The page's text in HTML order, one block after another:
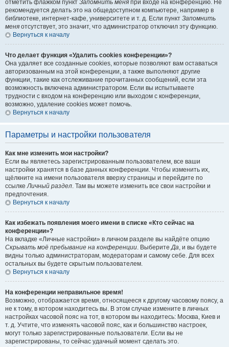
отметить флажком пункт Запомнить меня при входе на конференцию. Не
рекомендуется делать это на общедоступном компьютере, например в
библиотеке, интернет-кафе, университете и т. д. Если пункт Запомнить
меня отсутствует, это значит, что администратор отключил эту функцию.
Вернуться к началу
Что делает функция «Удалить cookies конференции»?
Она удаляет все созданные cookies, которые позволяют вам оставаться
авторизованным на этой конференции, а также выполняют другие
функции, такие как отслеживание прочитанных сообщений, если эта
возможность включена администратором. Если вы испытываете
трудности с входом на конференцию или выходом с конференции,
возможно, удаление cookies может помочь.
Вернуться к началу
Параметры и настройки пользователя
Как мне изменить мои настройки?
Если вы являетесь зарегистрированным пользователем, все ваши
настройки хранятся в базе данных конференции. Чтобы изменить их,
щёлкните на имени пользователя вверху страницы и перейдите по
ссылкеЛичный раздел. Там вы можете изменить все свои настройки и
предпочтения.
Вернуться к началу
Как избежать появления моего имени в списке «Кто сейчас на
конференции»?
На вкладке «Личные настройки» в личном разделе вы найдёте опцию
Скрывать моё пребывание на конференции. ВыберитеДа, и вы будете
видны только администраторам, модераторам и самому себе. Для всех
остальных вы будете скрытым пользователем.
Вернуться к началу
На конференции неправильное время!
Возможно, отображается время, относящееся к другому часовому поясу, а
не к тому, в котором находитесь вы. В этом случае измените в личных
настройках часовой пояс на тот, в котором вы находитесь: Москва, Киев и
т. д. Учтите, что изменять часовой пояс, как и большинство настроек,
могут только зарегистрированные пользователи. Если вы не
зарегистрированы, то сейчас удачный момент сделать это.